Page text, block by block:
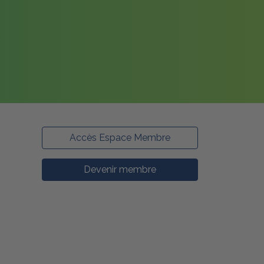
Accès Espace Membre
Devenir membre